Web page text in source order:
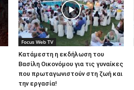
Focus Web TV
Κατάμεστη η εκδήλωση του
Βασίλη Οικονόμου για τις γυναίκες
που πρωταγωνιστούν στη ζωή και
την εργασία!